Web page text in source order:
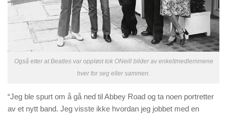
Også etter at Beatles var oppløst tok ONeill bilder av enkeltmedlemmene
hver for seg eller sammen.
“Jeg ble spurt om å gå ned til Abbey Road og ta noen portretter
av et nytt band. Jeg visste ikke hvordan jeg jobbet med en